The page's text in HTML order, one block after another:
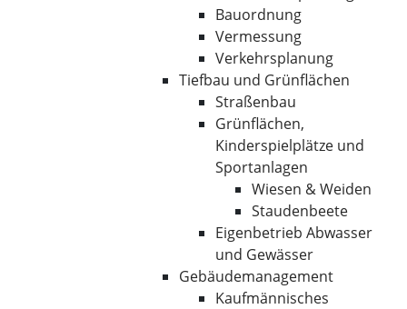
Bauordnung
Vermessung
Verkehrsplanung
Tiefbau und Grünflächen
Straßenbau
Grünflächen,
Kinderspielplätze und
Sportanlagen
Wiesen & Weiden
Staudenbeete
Eigenbetrieb Abwasser
und Gewässer
Gebäudemanagement
Kaufmännisches